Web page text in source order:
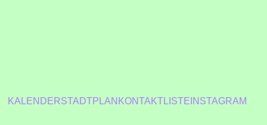
KALENDERSTADTPLAN KONTAKTLISTE INSTAGRAM